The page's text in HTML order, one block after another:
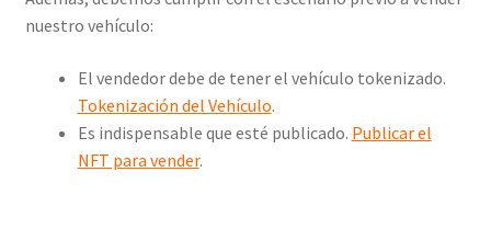
nuestro vehículo:
El vendedor debe de tener el vehículo tokenizado.
Tokenización del Vehículo.
Es indispensable que esté publicado. Publicar el
NFT para vender.